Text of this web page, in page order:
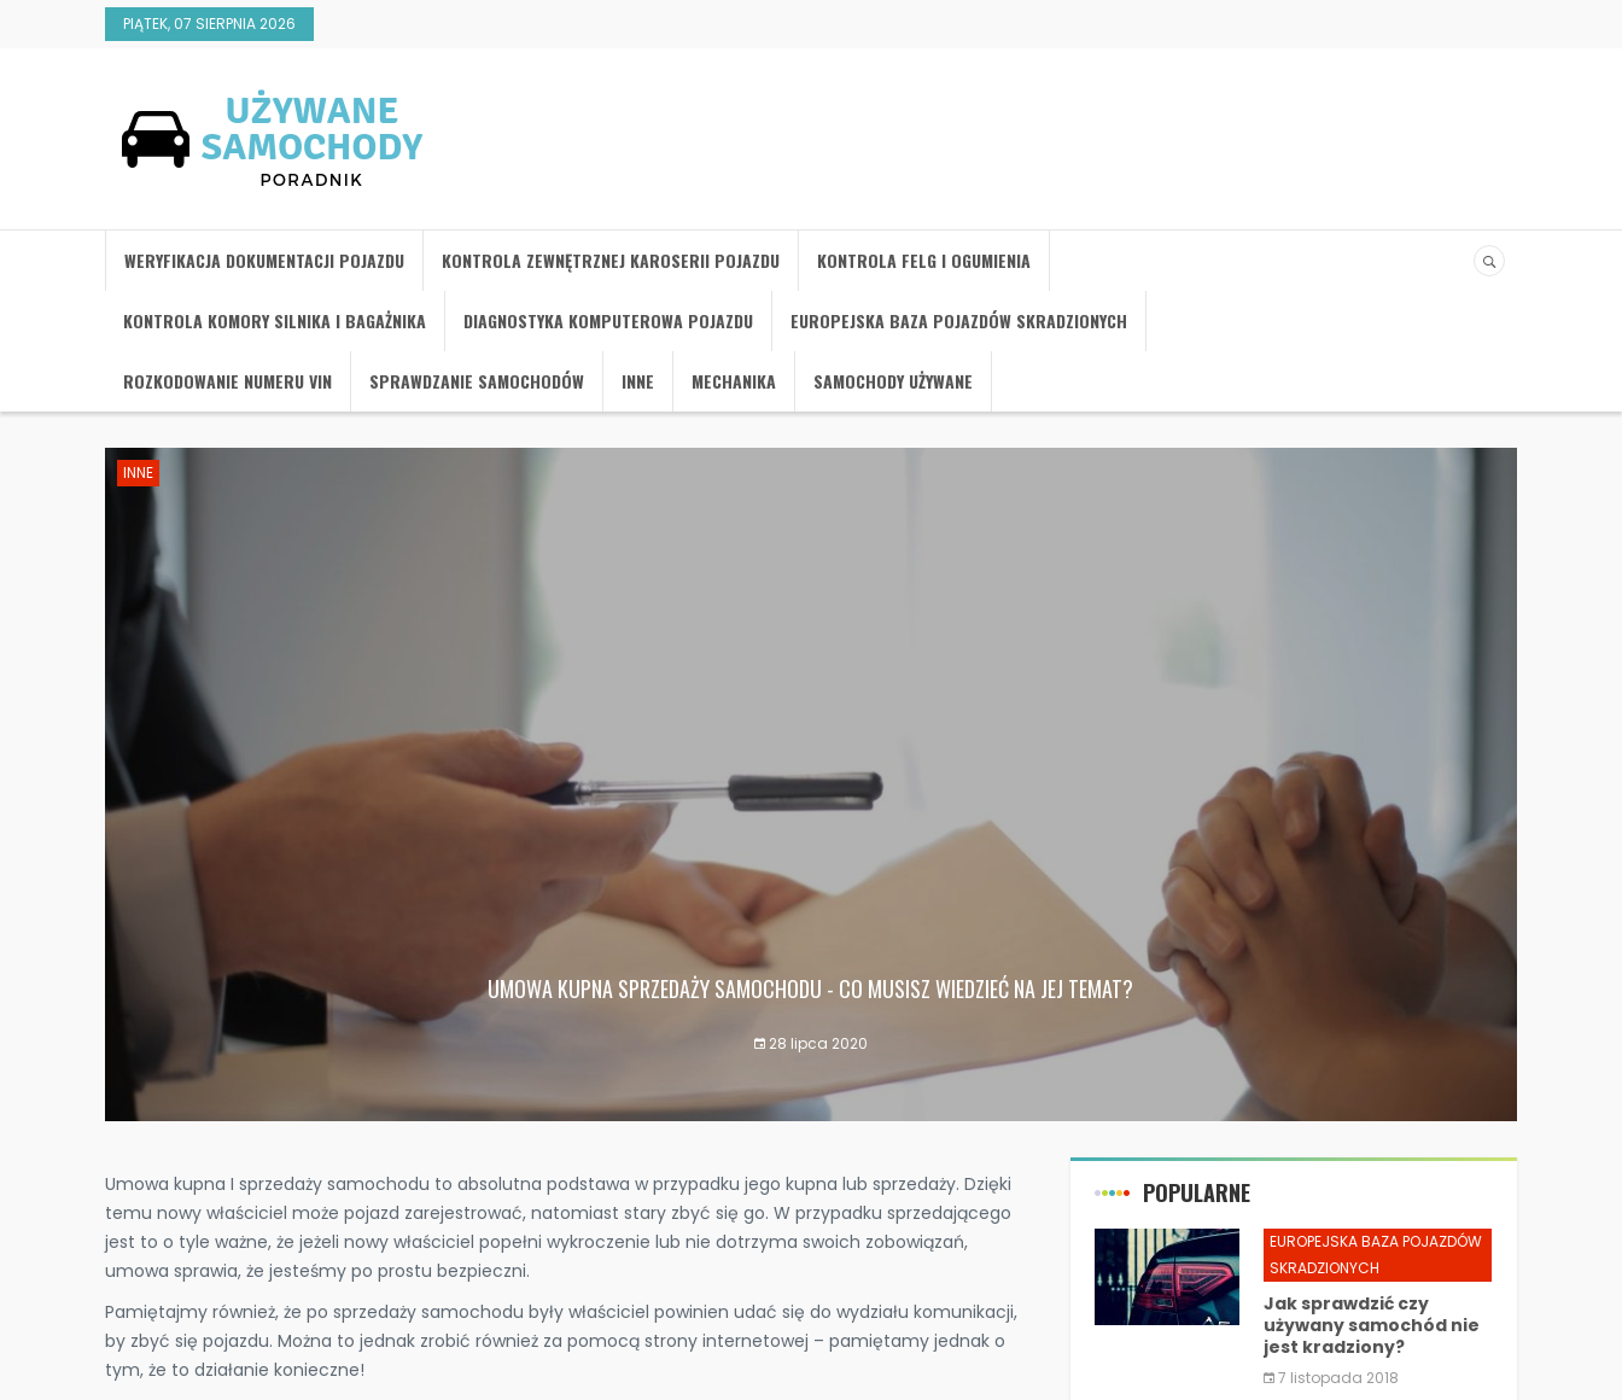
PIĄTEK, 07 SIERPNIA 2026
WERYFIKACJA DOKUMENTACJI POJAZDU KONTROLA ZEWNĘTRZNEJ KAROSERII POJAZDU KONTROLA FELG I OGUMIENIA
KONTROLA KOMORY SILNIKA I BAGAŻNIKA DIAGNOSTYKA KOMPUTEROWA POJAZDU EUROPEJSKA BAZA POJAZDÓW SKRADZIONYCH
ROZKODOWANIE NUMERU VIN SPRAWDZANIE SAMOCHODÓW INNE MECHANIKA SAMOCHODY UŻYWANE
INNE
UMOWA KUPNA SPRZEDAŻY SAMOCHODU - CO MUSISZ WIEDZIEĆ NA JEJ TEMAT?
28 lipca 2020
​Umowa kupna I sprzedaży samochodu to absolutna podstawa w przypadku jego kupna lub sprzedaży. Dzięki
temu nowy właściciel może pojazd zarejestrować, natomiast stary zbyć się go. W przypadku sprzedającego
jest to o tyle ważne, że jeżeli nowy właściciel popełni wykroczenie lub nie dotrzyma swoich zobowiązań,
umowa sprawia, że jesteśmy po prostu bezpieczni.
Pamiętajmy również, że po sprzedaży samochodu były właściciel powinien udać się do wydziału komunikacji,
by zbyć się pojazdu. Można to jednak zrobić również za pomocą strony internetowej – pamiętamy jednak o
tym, że to działanie konieczne!
POPULARNE
EUROPEJSKA BAZA POJAZDÓW
SKRADZIONYCH
Jak sprawdzić czy
używany samochód nie
jest kradziony?
7 listopada 2018